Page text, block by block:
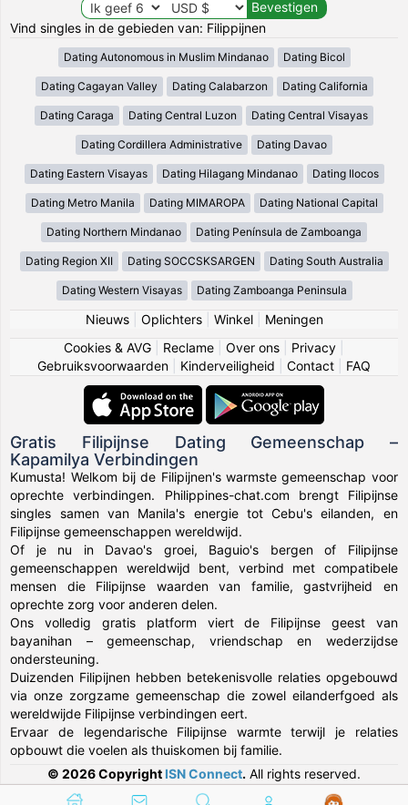
Vind singles in de gebieden van: Filippijnen
Dating Autonomous in Muslim Mindanao Dating Bicol
Dating Cagayan Valley Dating Calabarzon Dating California
Dating Caraga Dating Central Luzon Dating Central Visayas
Dating Cordillera Administrative Dating Davao
Dating Eastern Visayas Dating Hilagang Mindanao Dating Ilocos
Dating Metro Manila Dating MIMAROPA Dating National Capital
Dating Northern Mindanao Dating Península de Zamboanga
Dating Region XII Dating SOCCSKSARGEN Dating South Australia
Dating Western Visayas Dating Zamboanga Peninsula
Nieuws| Oplichters| Winkel| Meningen
Cookies & AVG
Reclame Over ons Privacy
Gebruiksvoorwaarden
Kinderveiligheid Contact FAQ
Gratis Filipijnse Dating Gemeenschap –
Kapamilya Verbindingen
Kumusta! Welkom bij de Filipijnen's warmste gemeenschap voor
oprechte verbindingen. Philippines-chat.com brengt Filipijnse
singles samen van Manila's energie tot Cebu's eilanden, en
Filipijnse gemeenschappen wereldwijd.
Of je nu in Davao's groei, Baguio's bergen of Filipijnse
gemeenschappen wereldwijd bent, verbind met compatibele
mensen die Filipijnse waarden van familie, gastvrijheid en
oprechte zorg voor anderen delen.
Ons volledig gratis platform viert de Filipijnse geest van
bayanihan – gemeenschap, vriendschap en wederzijdse
ondersteuning.
Duizenden Filipijnen hebben betekenisvolle relaties opgebouwd
via onze zorgzame gemeenschap die zowel eilanderfgoed als
wereldwijde Filipijnse verbindingen eert.
Ervaar de legendarische Filipijnse warmte terwijl je relaties
opbouwt die voelen als thuiskomen bij familie.
© 2026 Copyright ISN Connect. All rights reserved.